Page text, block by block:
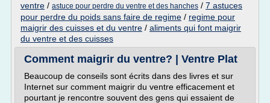
ventre / astuce pour perdre du ventre et des hanches / 7 astuces
pour perdre du poids sans faire de regime / regime pour
maigrir des cuisses et du ventre / aliments qui font maigrir
du ventre et des cuisses
Comment maigrir du ventre? | Ventre Plat
Beaucoup de conseils sont écrits dans des livres et sur
Internet sur comment maigrir du ventre efficacement et
pourtant je rencontre souvent des gens qui essaient de